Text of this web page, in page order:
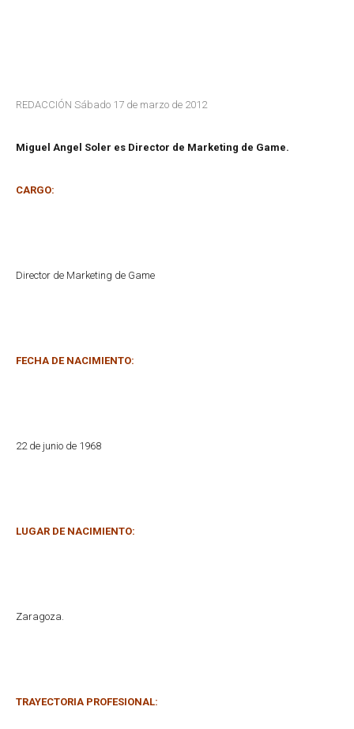
REDACCIÓN Sábado 17 de marzo de 2012
Miguel Angel Soler es Director de Marketing de Game.
CARGO:
Director de Marketing de Game
FECHA DE NACIMIENTO:
22 de junio de 1968
LUGAR DE NACIMIENTO:
Zaragoza.
TRAYECTORIA PROFESIONAL: